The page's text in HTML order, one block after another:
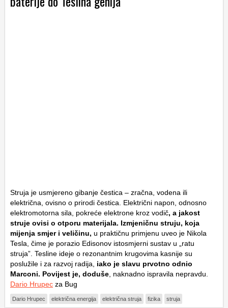
Struja je usmjereno gibanje čestica – zračna, vodena ili
električna, ovisno o prirodi čestica. Električni napon, odnosno
elektromotorna sila, pokreće elektrone kroz vodič, a jakost
struje ovisi o otporu materijala. Izmjeničnu struju, koja
mijenja smjer i veličinu, u praktičnu primjenu uveo je Nikola
Tesla, čime je porazio Edisonov istosmjerni sustav u „ratu
struja”. Tesline ideje o rezonantnim krugovima kasnije su
poslužile i za razvoj radija, iako je slavu prvotno odnio
Marconi. Povijest je, doduše, naknadno ispravila nepravdu.
Dario Hrupec za Bug
Dario Hrupec električna energija električna struja fizika struja